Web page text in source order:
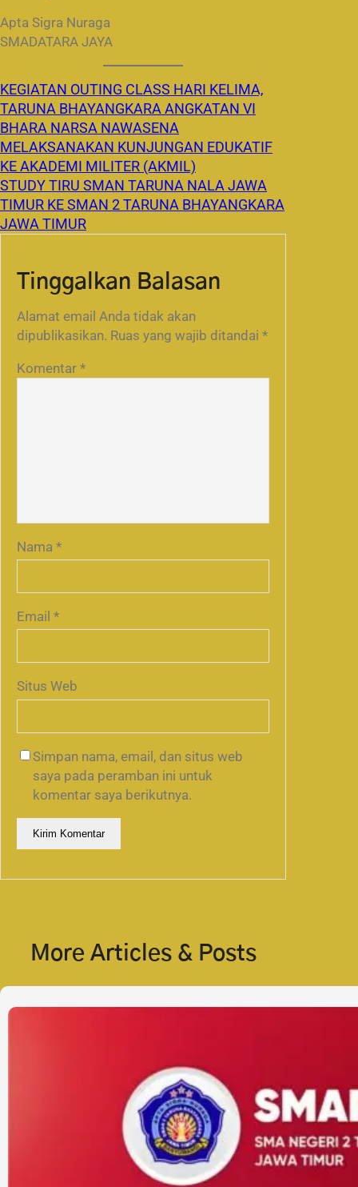
Apta Sigra Nuraga
SMADATARA JAYA
KEGIATAN OUTING CLASS HARI KELIMA,
TARUNA BHAYANGKARA ANGKATAN VI
BHARA NARSA NAWASENA
MELAKSANAKAN KUNJUNGAN EDUKATIF
KE AKADEMI MILITER (AKMIL)
STUDY TIRU SMAN TARUNA NALA JAWA
TIMUR KE SMAN 2 TARUNA BHAYANGKARA
JAWA TIMUR
Tinggalkan Balasan
Alamat email Anda tidak akan
dipublikasikan. Ruas yang wajib ditandai *
Komentar *
Nama *
Email *
Situs Web
Simpan nama, email, dan situs web
saya pada peramban ini untuk
komentar saya berikutnya.
More Articles & Posts